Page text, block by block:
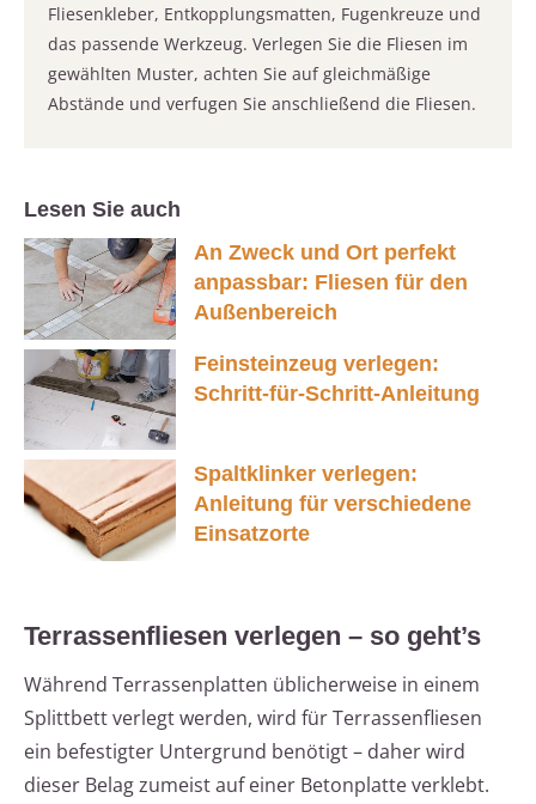
Fliesenkleber, Entkopplungsmatten, Fugenkreuze und
das passende Werkzeug. Verlegen Sie die Fliesen im
gewählten Muster, achten Sie auf gleichmäßige
Abstände und verfugen Sie anschließend die Fliesen.
Lesen Sie auch
An Zweck und Ort perfekt
anpassbar: Fliesen für den
Außenbereich
Feinsteinzeug verlegen:
Schritt-für-Schritt-Anleitung
Spaltklinker verlegen:
Anleitung für verschiedene
Einsatzorte
Terrassenfliesen verlegen – so geht’s
Während Terrassenplatten üblicherweise in einem
Splittbett verlegt werden, wird für Terrassenfliesen
ein befestigter Untergrund benötigt – daher wird
dieser Belag zumeist auf einer Betonplatte verklebt.